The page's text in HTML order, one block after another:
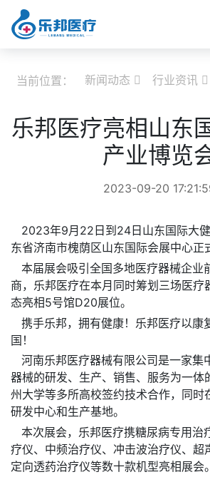
当前位置： 新闻动态  行业资讯 
乐邦医疗亮相山东
产业博览
2023-09-20
2023年9月22日到24日山东国际大
东省济南市槐荫区山东国际会展中心正
本届展会吸引全国多地医疗器械企业
商，乐邦医疗在本月同时筹划三场医疗
态亮相5号馆D20展位。
携手乐邦，拥有健康！乐邦医疗以康
国！
河南乐邦医疗器械有限公司是一家集
器械的研发、生产、销售、服务为一体
州大学等多所高校签约技术合作，同时
研发中心和生产基地。
本次展会，乐邦医疗携糖尿病专用治
疗仪、中频治疗仪、冲击波治疗仪、超
定向透药治疗仪等数十款机型亮相展会